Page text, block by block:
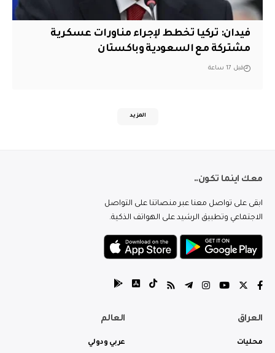
فيدان: تركيا تخطط لإجراء مناورات عسكرية
مشتركة مع السعودية وباكستان
قبل 17 ساعة
المزيد
معك اينما تكون..
ابقى على تواصل معنا عبر منصاتنا على التواصل
الاجتماعي وتطبيق الرشيد على الهواتف الذكية.
العراق
محليات
العالم
عربي ودولي